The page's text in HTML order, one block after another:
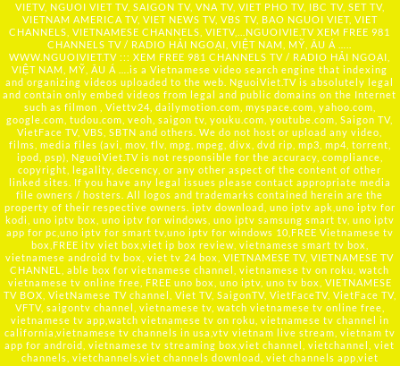
VIETV, NGUOI VIET TV, SAIGON TV, VNA TV, VIET PHO TV, IBC TV, SET TV,
VIETNAM AMERICA TV, VIET NEWS TV, VBS TV, BAO NGUOI VIET, VIET
CHANNELS, VIETNAMESE CHANNELS, VIETV,... NGUOIVIE.TV XEM FREE 981
CHANNELS TV / RADIO HẢI NGOẠI, VIỆT NAM, MỸ, ÂU Á …..
WWW.NGUOIVIET.TV ::: XEM FREE 981 CHANNELS TV / RADIO HẢI NGOẠI,
VIỆT NAM, MỸ, ÂU Á ….is a Vietnamese video search engine that indexing
and organizing videos uploaded to the web. NguoiViet.TV is absolutely legal
and contain only embed videos from legal and public domains on the Internet
such as filmon , Viettv24, dailymotion.com, myspace.com, yahoo.com,
google.com, tudou.com, veoh, saigon tv, youku.com, youtube.com, Saigon TV,
VietFace TV, VBS, SBTN and others. We do not host or upload any video,
films, media files (avi, mov, flv, mpg, mpeg, divx, dvd rip, mp3, mp4, torrent,
ipod, psp), NguoiViet.TV is not responsible for the accuracy, compliance,
copyright, legality, decency, or any other aspect of the content of other
linked sites. If you have any legal issues please contact appropriate media
file owners / hosters. All logos and trademarks contained herein are the
property of their respective owners. iptv download, uno iptv apk,uno iptv for
kodi, uno iptv box, uno iptv for windows, uno iptv samsung smart tv, uno iptv
app for pc,uno iptv for smart tv,uno iptv for windows 10,FREE Vietnamese tv
box,FREE itv viet box,viet ip box review, vietnamese smart tv box,
vietnamese android tv box, viet tv 24 box, VIETNAMESE TV, VIETNAMESE TV
CHANNEL, able box for vietnamese channel, vietnamese tv on roku, watch
vietnamese tv online free, FREE uno box, uno iptv, uno tv box, VIETNAMESE
TV BOX, VietNamese TV channel, Viet TV, SaigonTV, VietFaceTV, VietFace TV,
VFTV, saigontv channel, vietnamese tv, watch vietnamese tv online free,
vietnamese tv app,watch vietnamese tv on roku, vietnamese tv channel in
california,vietnamese tv channels in usa,vtv vietnam live stream, vietnam tv
app for android, vietnamese tv streaming box,viet channel, vietchannel, viet
channels, vietchannels,viet channels download, viet channels app,viet